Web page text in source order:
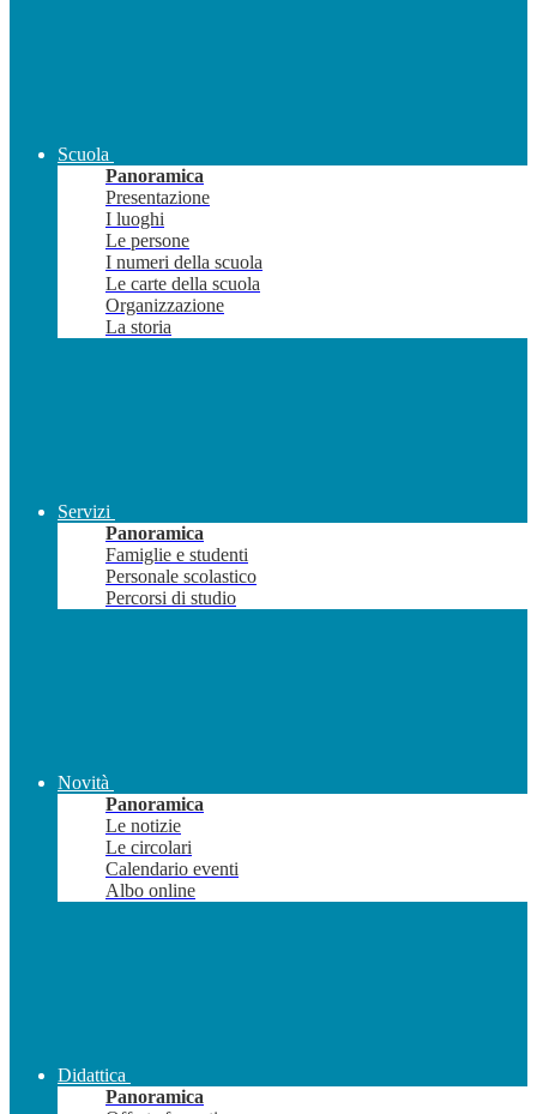
Scuola
Panoramica
Presentazione
I luoghi
Le persone
I numeri della scuola
Le carte della scuola
Organizzazione
La storia
Servizi
Panoramica
Famiglie e studenti
Personale scolastico
Percorsi di studio
Novità
Panoramica
Le notizie
Le circolari
Calendario eventi
Albo online
Didattica
Panoramica